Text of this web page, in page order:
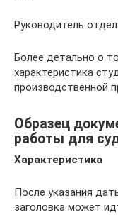
Руководитель
Более детально о
характеристика
производственной
Образец
работы для
Характеристика
После указания
заголовка может